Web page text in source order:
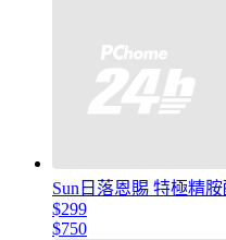
Sun日落恩賜 特極精
$299
$750